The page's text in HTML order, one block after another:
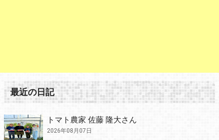
最近の日記
トマト農家 佐藤 隆大さん
2026年08月07日